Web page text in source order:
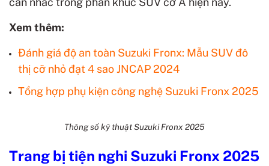
Xem thêm:
Đánh giá độ an toàn Suzuki Fronx: Mẫu SUV đô
thị cỡ nhỏ đạt 4 sao JNCAP 2024
Tổng hợp phụ kiện công nghệ Suzuki Fronx 2025
Thông số kỹ thuật Suzuki Fronx 2025
Trang bị tiện nghi Suzuki Fronx 2025